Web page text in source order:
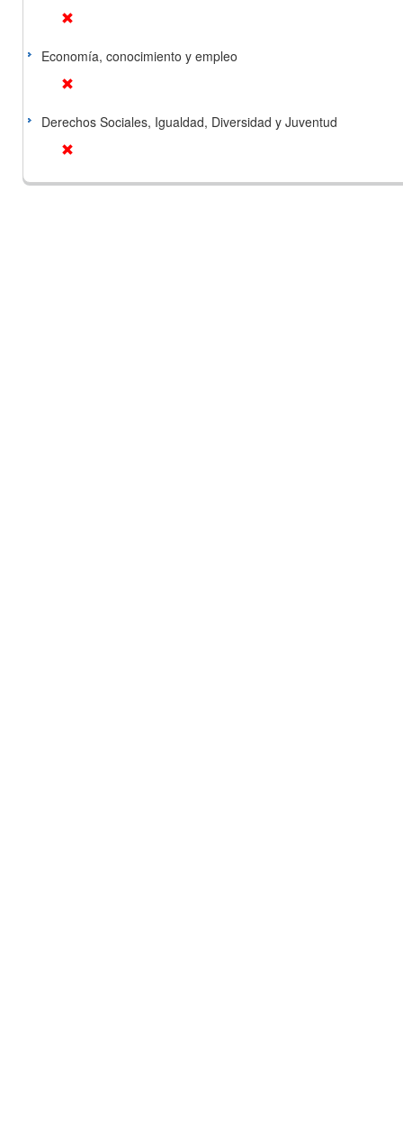
Economía, conocimiento y empleo
Derechos Sociales, Igualdad, Diversidad y Juventud